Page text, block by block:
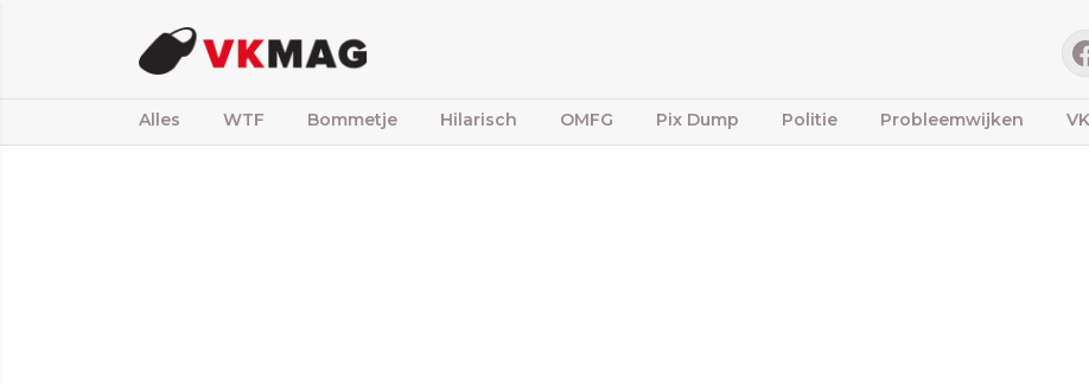
Alles WTF Bommetje Hilarisch OMFG Pix Dump Politie Probleemwijken